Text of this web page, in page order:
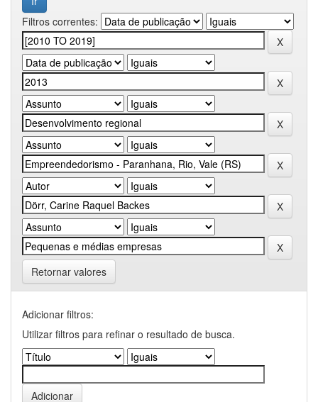
Filtros correntes:
Retornar valores
Adicionar filtros:
Utilizar filtros para refinar o resultado de busca.